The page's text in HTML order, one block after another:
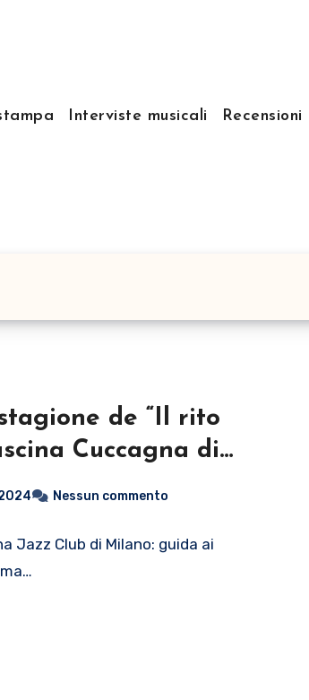
Interviste musicali Recensioni
de “Il rito
Cuccagna di
Grand Tabazù
Nessun commento
Jazz Club di Milano: guida ai